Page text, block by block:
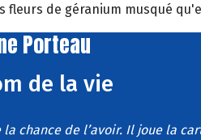
fleurs de géranium musqué
Porteau
de la vie
la chance de l’avoir. Il joue la